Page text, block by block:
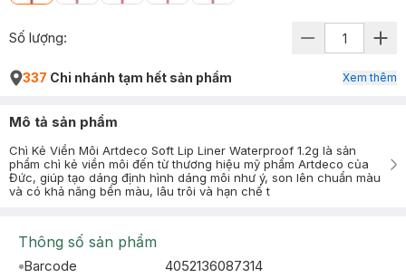
Số lượng:
337 Chi nhánh tạm hết sản phẩm Xem thêm
Mô tả sản phẩm
Chì Kẻ Viền Môi Artdeco Soft Lip Liner Waterproof 1.2g là sản
phẩm chì kẻ viền môi đến từ thương hiệu mỹ phẩm Artdeco của
Đức, giúp tạo dáng định hình dáng môi như ý, son lên chuẩn màu
và có khả năng bền màu, lâu trôi và hạn chế t
Thông số sản phẩm
Barcode
4052136087314